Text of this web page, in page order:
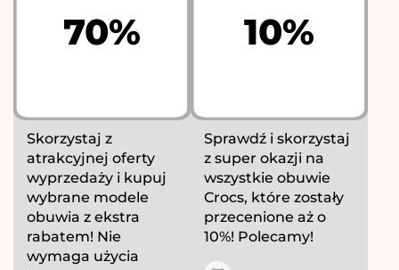
70%
Skorzystaj z
atrakcyjnej oferty
wyprzedaży i kupuj
wybrane modele
obuwia z ekstra
rabatem! Nie
wymaga użycia
10%
Sprawdź i skorzystaj
z super okazji na
wszystkie obuwie
Crocs, które zostały
przecenione aż o
10%! Polecamy!